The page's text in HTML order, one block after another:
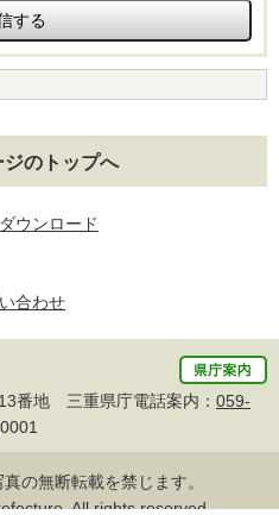
ジのトップへ
ウンロード
合わせ
番地 三重県庁電話案内： 059-
の無断転載を禁じます。
All rights reserved.